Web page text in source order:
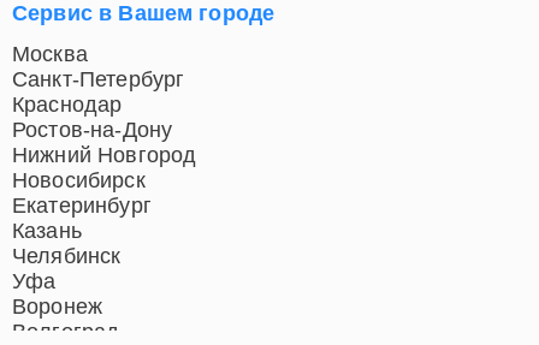
Сервис в Вашем городе
Москва
Санкт-Петербург
Краснодар
Ростов-на-Дону
Нижний Новгород
Новосибирск
Екатеринбург
Казань
Челябинск
Уфа
Воронеж
Волгоград